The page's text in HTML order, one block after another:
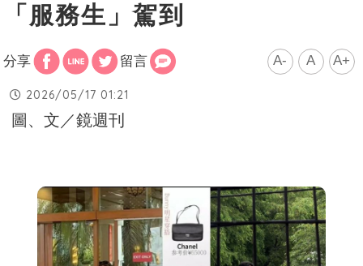
「服務生」駕到
分享 留言 A- A A+
2026/05/17 01:21
圖、文／鏡週刊